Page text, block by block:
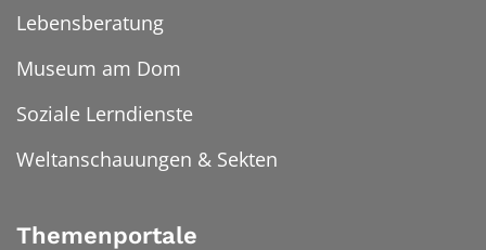
Lebensberatung
Museum am Dom
Soziale Lerndienste
Weltanschauungen & Sekten
Themenportale